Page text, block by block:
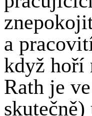
a
když hoří
Rath je